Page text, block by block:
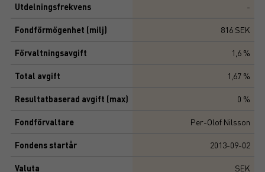
Utdelningsfrekvens -
Fondförmögenhet (milj) 816 SEK
Förvaltningsavgift 1,6 %
Total avgift 1,67 %
Resultatbaserad avgift (max) 0 %
Fondförvaltare Per-Olof Nilsson
Fondens startår 2013-09-02
Valuta SEK